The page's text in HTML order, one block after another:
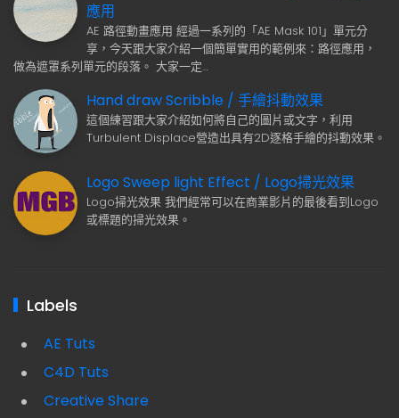
應用
AE 路徑動畫應用 經過一系列的「AE Mask 101」單元分
享，今天跟大家介紹一個簡單實用的範例來：路徑應用，
做為遮罩系列單元的段落。 大家一定…
Hand draw Scribble / 手繪抖動效果
這個練習跟大家介紹如何將自己的圖片或文字，利用
Turbulent Displace營造出具有2D逐格手繪的抖動效果。
Logo Sweep light Effect / Logo掃光效果
Logo掃光效果 我們經常可以在商業影片的最後看到Logo
或標題的掃光效果。
Labels
AE Tuts
C4D Tuts
Creative Share